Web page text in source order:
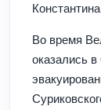
Во время
оказались